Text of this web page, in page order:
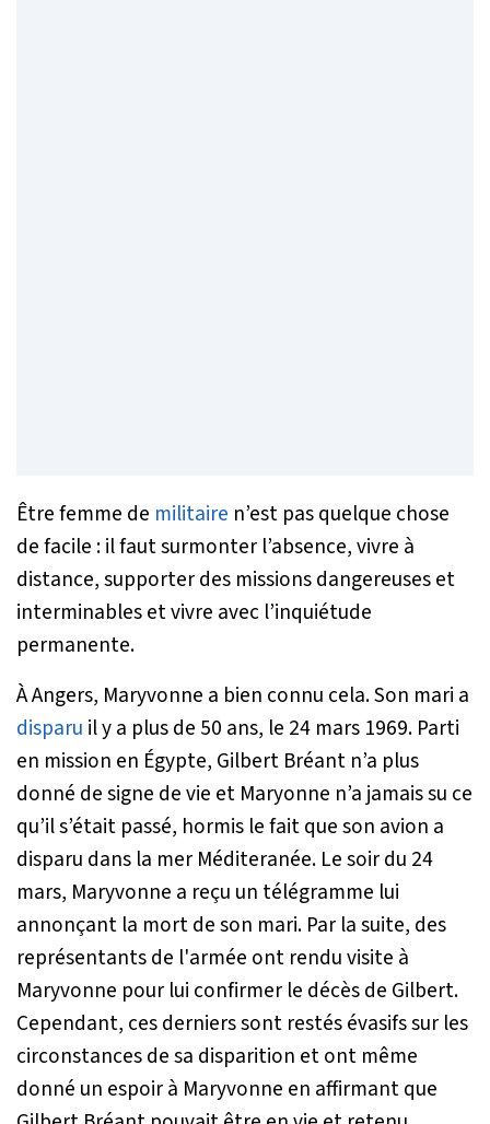
Être femme de militaire n’est pas quelque chose
de facile : il faut surmonter l’absence, vivre à
distance, supporter des missions dangereuses et
interminables et vivre avec l’inquiétude
permanente.
À Angers, Maryvonne a bien connu cela. Son mari a
disparu il y a plus de 50 ans, le 24 mars 1969. Parti
en mission en Égypte, Gilbert Bréant n’a plus
donné de signe de vie et Maryonne n’a jamais su ce
qu’il s’était passé, hormis le fait que son avion a
disparu dans la mer Méditeranée. Le soir du 24
mars, Maryvonne a reçu un télégramme lui
annonçant la mort de son mari. Par la suite, des
représentants de l'armée ont rendu visite à
Maryvonne pour lui confirmer le décès de Gilbert.
Cependant, ces derniers sont restés évasifs sur les
circonstances de sa disparition et ont même
donné un espoir à Maryvonne en affirmant que